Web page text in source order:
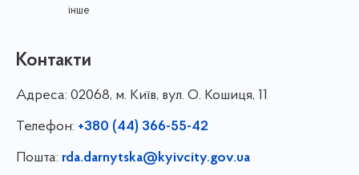
інше
Контакти
Адреса: 02068, м. Київ, вул. О. Кошиця, 11
Телефон: +380 (44) 366-55-42
Пошта: rda.darnytska@kyivcity.gov.ua